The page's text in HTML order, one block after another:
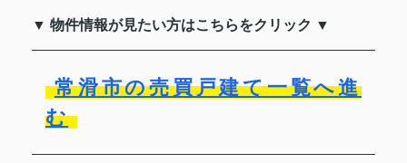
▼ 物件情報が見たい方はこちらをクリック ▼
常滑市の売買戸建て一覧へ進
む